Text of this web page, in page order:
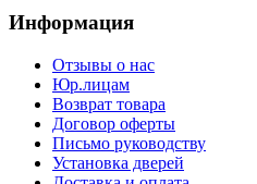
Информация
Отзывы о нас
Юр.лицам
Возврат товара
Договор оферты
Письмо руководству
Установка дверей